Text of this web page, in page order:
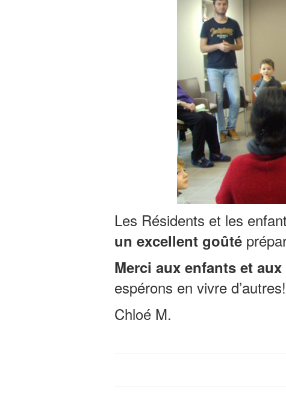
Les Résidents et les
un excellent goûté
Merci aux enfants et
espérons en vivre d’autres!
Chloé M.